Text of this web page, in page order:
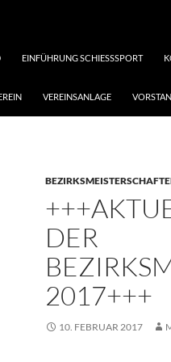
EINFÜHRUNG SCHIESSSPORT
VEREINSANLAGE
DER
2017+++
10. FEBRUAR 2017